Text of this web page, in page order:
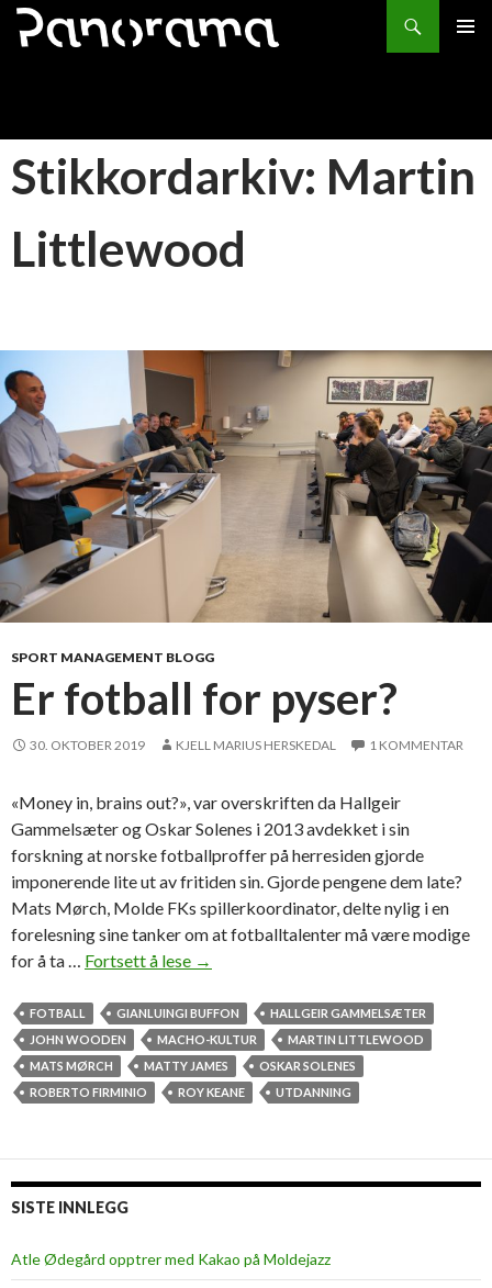
Søk
HOPP
Stikkordarkiv: Martin
Littlewood
SPORT MANAGEMENT BLOGG
Er fotball for pyser?
30. OKTOBER 2019 KJELL MARIUS HERSKEDAL 1 KOMMENTAR
«Money in, brains out?», var overskriften da Hallgeir
Gammelsæter og Oskar Solenes i 2013 avdekket i sin
forskning at norske fotballproffer på herresiden gjorde
imponerende lite ut av fritiden sin. Gjorde pengene dem late?
Mats Mørch, Molde FKs spillerkoordinator, delte nylig i en
forelesning sine tanker om at fotballtalenter må være modige
for å ta … Fortsett å lese E
f
o
t
b
r
p
→
FOTBALL GIANLUINGI BUFFON
HALLGEIR GAMMELSÆTER
JOHN WOODEN
MACHO-KULTUR
MARTIN LITTLEWOOD
MATS MØRCH
MATTY JAMES
OSKAR SOLENES
ROBERTO FIRMINIO
ROY KEANE UTDANNING
SISTE INNLEGG
Atle Ødegård opptrer med Kakao på Moldejazz